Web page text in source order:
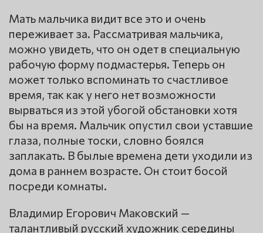
Мать мальчика видит все это и очень
переживает за. Рассматривая мальчика,
можно увидеть, что он одет в специальную
рабочую форму подмастерья. Теперь он
может только вспоминать то счастливое
время, так как у него нет возможности
вырваться из этой убогой обстановки хотя
бы на время. Мальчик опустил свои уставшие
глаза, полные тоски, словно боялся
заплакать. В былые времена дети уходили из
дома в раннем возрасте. Он стоит босой
посреди комнаты.
Владимир Егорович Маковский —
талантливый русский художник середины